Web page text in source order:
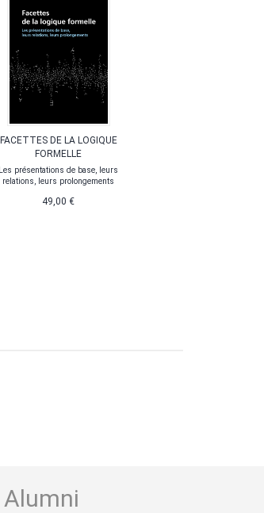
FACETTES DE LA LOGIQUE
FORMELLE
Les présentations de base, leurs
relations, leurs prolongements
49,00 €
Alumni